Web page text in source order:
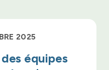
2025
équipes